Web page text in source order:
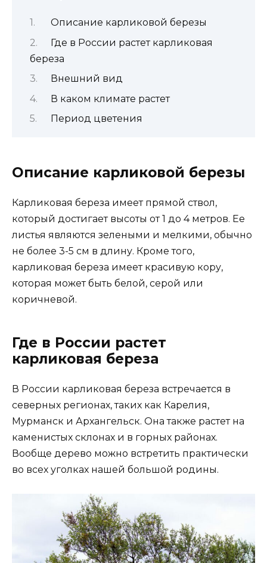
Описание карликовой березы
Где в России растет карликовая
береза
Внешний вид
В каком климате растет
Период цветения
Описание карликовой березы
Карликовая береза имеет прямой ствол,
который достигает высоты от 1 до 4 метров. Ее
листья являются зелеными и мелкими, обычно
не более 3-5 см в длину. Кроме того,
карликовая береза имеет красивую кору,
которая может быть белой, серой или
коричневой.
Где в России растет
карликовая береза
В России карликовая береза встречается в
северных регионах, таких как Карелия,
Мурманск и Архангельск. Она также растет на
каменистых склонах и в горных районах.
Вообще дерево можно встретить практически
во всех уголках нашей большой родины.